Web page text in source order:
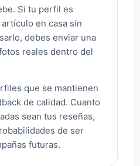
Si tu perfil es
en casa sin
debes enviar una
reales dentro del
que se mantienen
de calidad. Cuanto
sean tus reseñas,
de ser
futuras.